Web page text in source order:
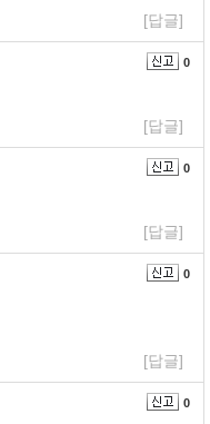
[답글]
0
[답글]
0
[답글]
0
[답글]
0